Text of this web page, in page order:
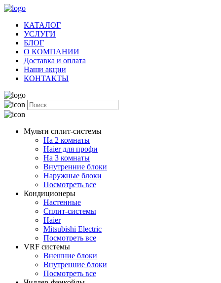
КАТАЛОГ
УСЛУГИ
БЛОГ
О КОМПАНИИ
Доставка и оплата
Наши акции
КОНТАКТЫ
Мульти сплит-системы
На 2 комнаты
Haier для профи
На 3 комнаты
Внутренние блоки
Наружные блоки
Посмотреть все
Кондиционеры
Настенные
Сплит-системы
Haier
Mitsubishi Electric
Посмотреть все
VRF системы
Внешние блоки
Внутренние блоки
Посмотреть все